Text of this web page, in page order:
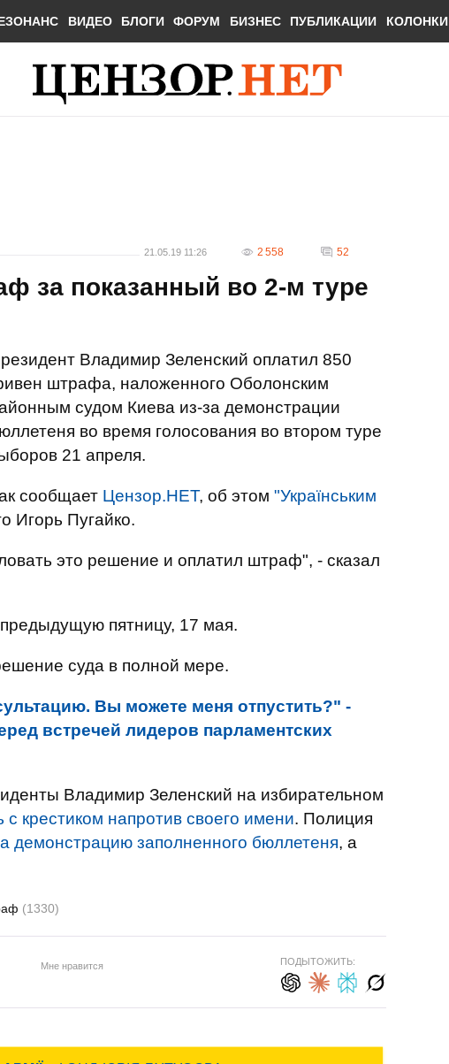
ВИДЕО БЛОГИ ФОРУМ БИЗНЕС ПУБЛИКАЦИИ КОЛОНКИ
21.05.19 11:26 2 558 52
за показанный во 2-м туре
Владимир Зеленский оплатил 850
штрафа, наложенного Оболонским
судом Киева из-за демонстрации
во время голосования во втором туре
21 апреля.
сообщает Цензор.НЕТ, об этом "Українським
Игорь Пугайко.
это решение и оплатил штраф", - сказал
пятницу, 17 мая.
суда в полной мере.
Вы можете меня отпустить?" -
встречей лидеров парламентских
Владимир Зеленский на избирательном
крестиком напротив своего имени. Полиция
демонстрацию заполненного бюллетеня, а
(1330)
Мне нравится ПОДЫТОЖИТЬ: